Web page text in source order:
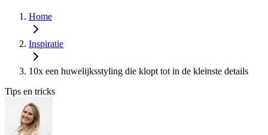
Home
Inspiratie
10x een huwelijksstyling die klopt tot in de kleinste details
Tips en tricks